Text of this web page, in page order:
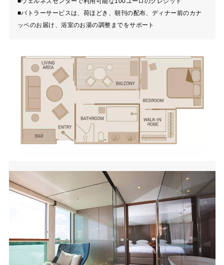
■バトラーサービスは、荷ほどき、朝刊の配布、ディナー前のカナ
ッペのお届け、浴室のお湯の調整までをサポート